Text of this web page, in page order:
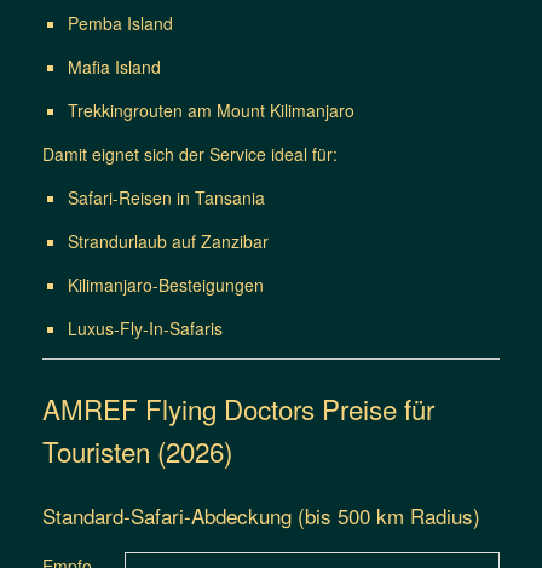
Pemba Island
Mafia Island
Trekkingrouten am Mount Kilimanjaro
Damit eignet sich der Service ideal für:
Safari-Reisen in Tansania
Strandurlaub auf Zanzibar
Kilimanjaro-Besteigungen
Luxus-Fly-In-Safaris
AMREF Flying Doctors Preise für
Touristen (2026)
Standard-Safari-Abdeckung (bis 500 km Radius)